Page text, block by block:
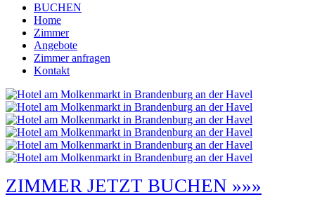
BUCHEN
Home
Zimmer
Angebote
Zimmer anfragen
Kontakt
ZIMMER JETZT BUCHEN »»»